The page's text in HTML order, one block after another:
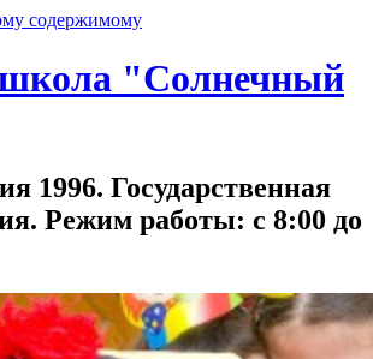
содержимому
"Солнечный
1996. Государственная
Режим работы: с 8:00 до